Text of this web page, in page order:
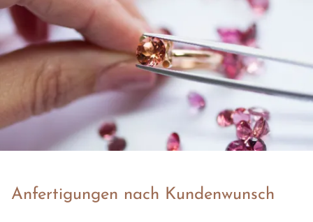
Anfertigungen nach Kundenwunsch